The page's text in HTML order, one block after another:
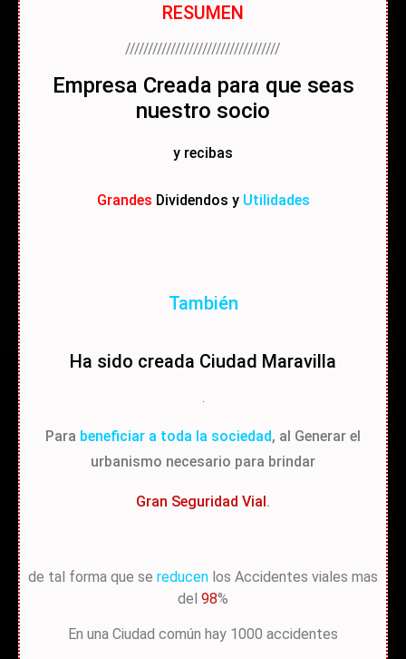
RESUMEN
//////////////////////////////////
Empresa Creada para que seas
nuestro socio
y recibas
Grandes Dividendos y Utilidades
También
Ha sido creada Ciudad Maravilla
.
Para beneficiar a toda la sociedad, al Generar el
urbanismo necesario para brindar
Gran Seguridad Vial .
de tal forma que se reducen los Accidentes viales mas
del 98%
En una Ciudad común hay 1000 accidentes